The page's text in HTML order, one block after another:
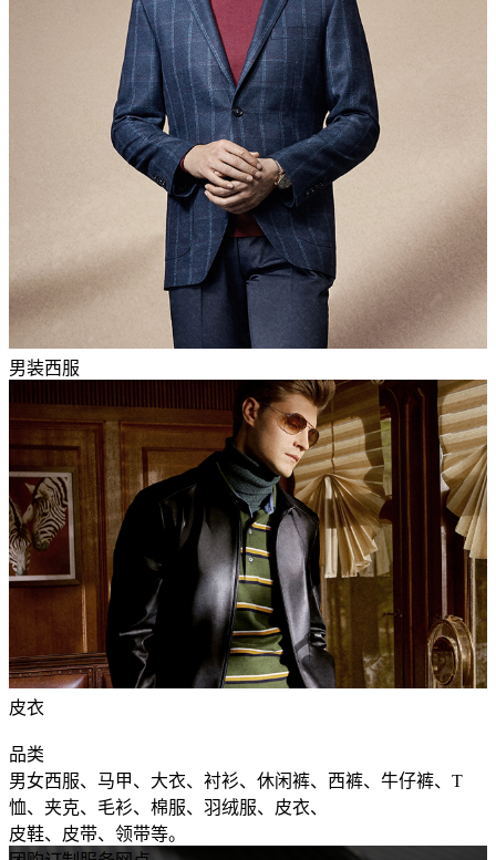
男装西服
皮衣
品类
男女西服、马甲、大衣、衬衫、休闲裤、西裤、牛仔裤、T
恤、夹克、毛衫、棉服、羽绒服、皮衣、
皮鞋、皮带、领带等。